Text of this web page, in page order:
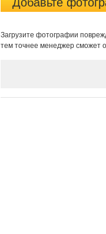
Загрузите фотографии
тем точнее менеджер сможет